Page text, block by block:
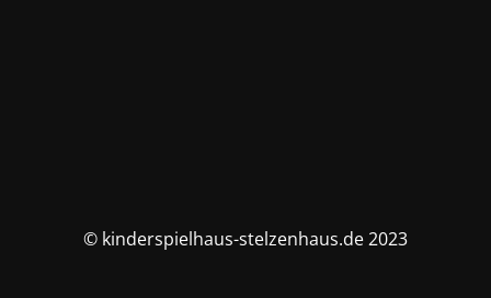
© kinderspielhaus-stelzenhaus.de 2023